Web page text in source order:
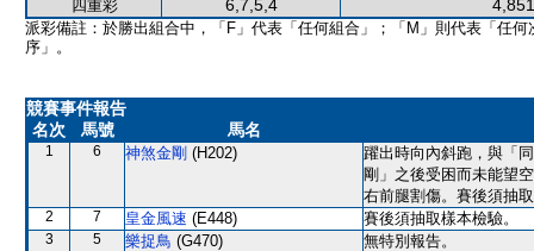
四重彩 6,7,5,4
派彩備註：於勝出組合中，「F」代表「任何組合」；「M」則代表「任何
序」。
競賽事件報告
名次
馬號 馬名
1 6 神煞金剛 (H202)
躍出時向內斜跑，與「
剛」之後受困而未能望
右前腿割傷。賽後須抽
2 7 皇金風速 (E448) 賽後須抽取樣本檢驗。
3 5 樂捉鳥 (G470) 無特別報告。